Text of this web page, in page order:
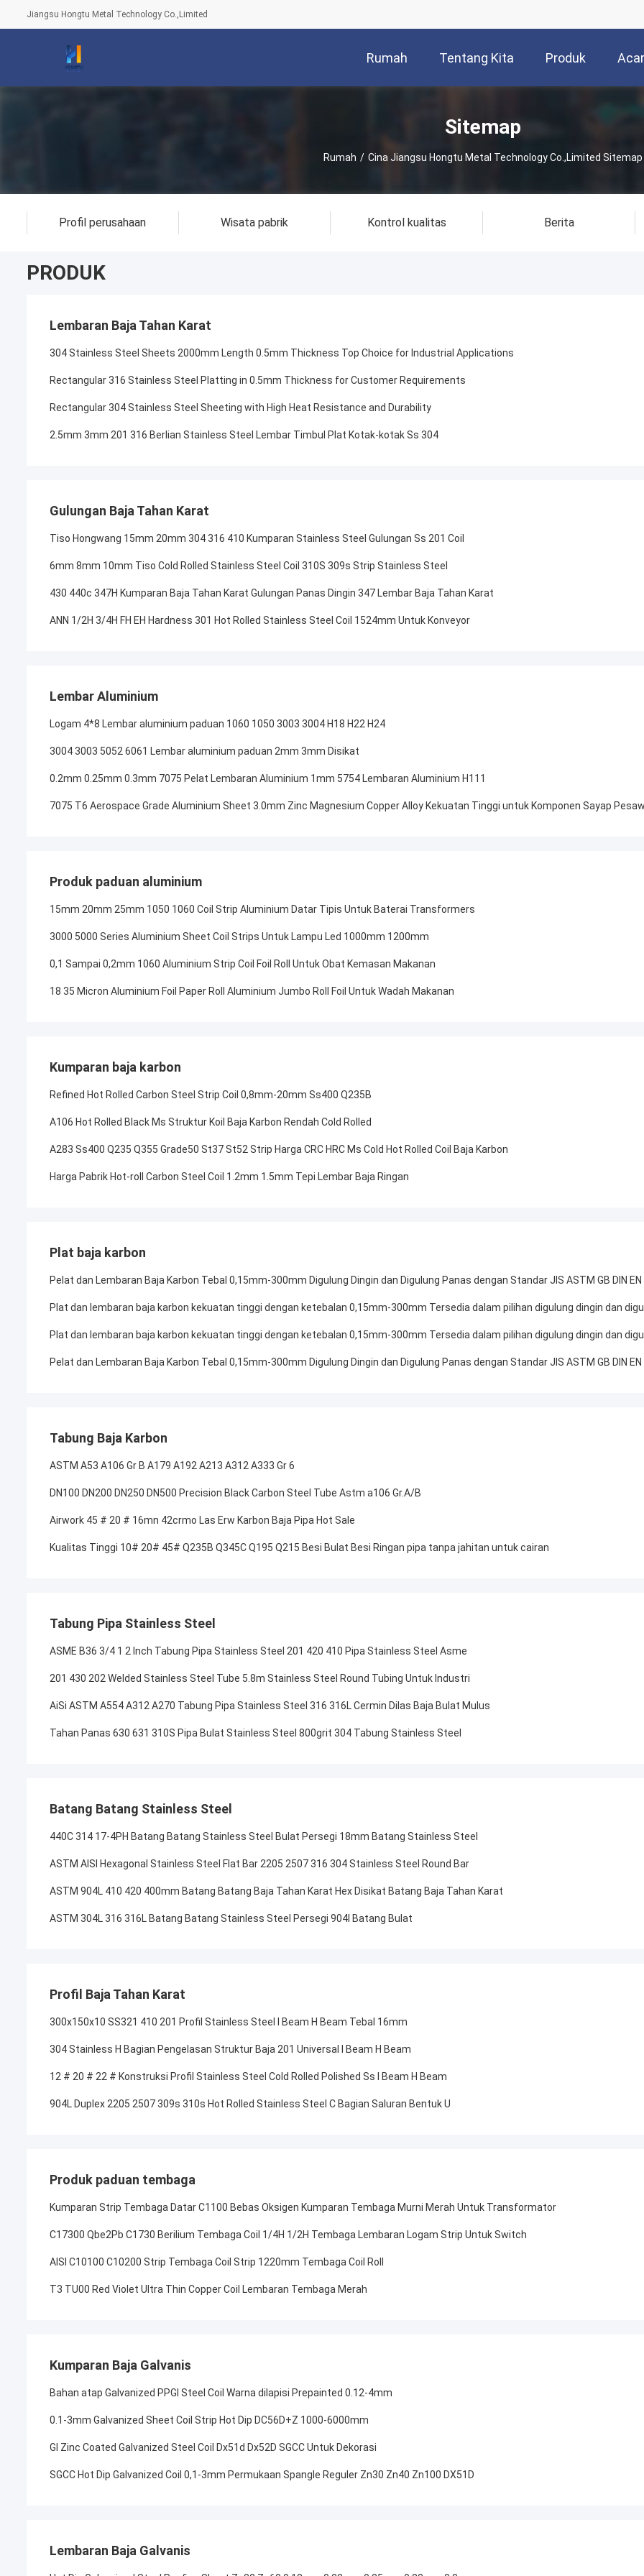
Jiangsu Hongtu Metal Technology Co.,Limited
Rumah Tentang Kita Produk
Sitemap
Rumah / Cina Jiangsu Hongtu Metal Technology Co.,Limited Sitemap
Profil perusahaan Wisata pabrik Kontrol kualitas Berita
PRODUK
Lembaran Baja Tahan Karat
304 Stainless Steel Sheets 2000mm Length 0.5mm Thickness Top Choice for Industrial Applications
Rectangular 316 Stainless Steel Platting in 0.5mm Thickness for Customer Requirements
Rectangular 304 Stainless Steel Sheeting with High Heat Resistance and Durability
2.5mm 3mm 201 316 Berlian Stainless Steel Lembar Timbul Plat Kotak-kotak Ss 304
Gulungan Baja Tahan Karat
Tiso Hongwang 15mm 20mm 304 316 410 Kumparan Stainless Steel Gulungan Ss 201 Coil
6mm 8mm 10mm Tiso Cold Rolled Stainless Steel Coil 310S 309s Strip Stainless Steel
430 440c 347H Kumparan Baja Tahan Karat Gulungan Panas Dingin 347 Lembar Baja Tahan Karat
ANN 1/2H 3/4H FH EH Hardness 301 Hot Rolled Stainless Steel Coil 1524mm Untuk Konveyor
Lembar Aluminium
Logam 4*8 Lembar aluminium paduan 1060 1050 3003 3004 H18 H22 H24
3004 3003 5052 6061 Lembar aluminium paduan 2mm 3mm Disikat
0.2mm 0.25mm 0.3mm 7075 Pelat Lembaran Aluminium 1mm 5754 Lembaran Aluminium H111
7075 T6 Aerospace Grade Aluminium Sheet 3.0mm Zinc Magnesium Copper Alloy Kekuatan Tinggi untuk Komponen Sayap
Produk paduan aluminium
15mm 20mm 25mm 1050 1060 Coil Strip Aluminium Datar Tipis Untuk Baterai Transformers
3000 5000 Series Aluminium Sheet Coil Strips Untuk Lampu Led 1000mm 1200mm
0,1 Sampai 0,2mm 1060 Aluminium Strip Coil Foil Roll Untuk Obat Kemasan Makanan
18 35 Micron Aluminium Foil Paper Roll Aluminium Jumbo Roll Foil Untuk Wadah Makanan
Kumparan baja karbon
Refined Hot Rolled Carbon Steel Strip Coil 0,8mm-20mm Ss400 Q235B
A106 Hot Rolled Black Ms Struktur Koil Baja Karbon Rendah Cold Rolled
A283 Ss400 Q235 Q355 Grade50 St37 St52 Strip Harga CRC HRC Ms Cold Hot Rolled Coil Baja Karbon
Harga Pabrik Hot-roll Carbon Steel Coil 1.2mm 1.5mm Tepi Lembar Baja Ringan
Plat baja karbon
Pelat dan Lembaran Baja Karbon Tebal 0,15mm-300mm Digulung Dingin dan Digulung Panas dengan Standar JIS ASTM GB DIN EN
Plat dan lembaran baja karbon kekuatan tinggi dengan ketebalan 0,15mm-300mm Tersedia dalam pilihan digulung dingin dan
Plat dan lembaran baja karbon kekuatan tinggi dengan ketebalan 0,15mm-300mm Tersedia dalam pilihan digulung dingin dan
Pelat dan Lembaran Baja Karbon Tebal 0,15mm-300mm Digulung Dingin dan Digulung Panas dengan Standar JIS ASTM GB DIN EN
Tabung Baja Karbon
ASTM A53 A106 Gr B A179 A192 A213 A312 A333 Gr 6
DN100 DN200 DN250 DN500 Precision Black Carbon Steel Tube Astm a106 Gr.A/B
Airwork 45 # 20 # 16mn 42crmo Las Erw Karbon Baja Pipa Hot Sale
Kualitas Tinggi 10# 20# 45# Q235B Q345C Q195 Q215 Besi Bulat Besi Ringan pipa tanpa jahitan untuk cairan
Tabung Pipa Stainless Steel
ASME B36 3/4 1 2 Inch Tabung Pipa Stainless Steel 201 420 410 Pipa Stainless Steel Asme
201 430 202 Welded Stainless Steel Tube 5.8m Stainless Steel Round Tubing Untuk Industri
AiSi ASTM A554 A312 A270 Tabung Pipa Stainless Steel 316 316L Cermin Dilas Baja Bulat Mulus
Tahan Panas 630 631 310S Pipa Bulat Stainless Steel 800grit 304 Tabung Stainless Steel
Batang Batang Stainless Steel
440C 314 17-4PH Batang Batang Stainless Steel Bulat Persegi 18mm Batang Stainless Steel
ASTM AISI Hexagonal Stainless Steel Flat Bar 2205 2507 316 304 Stainless Steel Round Bar
ASTM 904L 410 420 400mm Batang Batang Baja Tahan Karat Hex Disikat Batang Baja Tahan Karat
ASTM 304L 316 316L Batang Batang Stainless Steel Persegi 904l Batang Bulat
Profil Baja Tahan Karat
300x150x10 SS321 410 201 Profil Stainless Steel I Beam H Beam Tebal 16mm
304 Stainless H Bagian Pengelasan Struktur Baja 201 Universal I Beam H Beam
12 # 20 # 22 # Konstruksi Profil Stainless Steel Cold Rolled Polished Ss I Beam H Beam
904L Duplex 2205 2507 309s 310s Hot Rolled Stainless Steel C Bagian Saluran Bentuk U
Produk paduan tembaga
Kumparan Strip Tembaga Datar C1100 Bebas Oksigen Kumparan Tembaga Murni Merah Untuk Transformator
C17300 Qbe2Pb C1730 Berilium Tembaga Coil 1/4H 1/2H Tembaga Lembaran Logam Strip Untuk Switch
AISI C10100 C10200 Strip Tembaga Coil Strip 1220mm Tembaga Coil Roll
T3 TU00 Red Violet Ultra Thin Copper Coil Lembaran Tembaga Merah
Kumparan Baja Galvanis
Bahan atap Galvanized PPGI Steel Coil Warna dilapisi Prepainted 0.12-4mm
0.1-3mm Galvanized Sheet Coil Strip Hot Dip DC56D+Z 1000-6000mm
GI Zinc Coated Galvanized Steel Coil Dx51d Dx52D SGCC Untuk Dekorasi
SGCC Hot Dip Galvanized Coil 0,1-3mm Permukaan Spangle Reguler Zn30 Zn40 Zn100 DX51D
Lembaran Baja Galvanis